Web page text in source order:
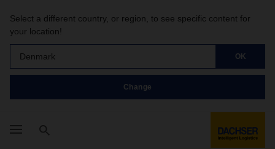
Select a different country, or region, to see specific content for
your location!
Denmark OK
Change